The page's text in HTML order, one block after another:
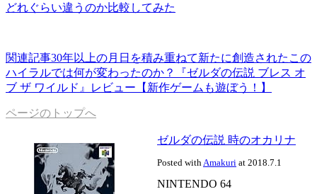
どれぐらい違うのか比較してみた
関連記事30年以上の月日を積み重ねて新たに創造されたこの
ハイラルでは何が変わったのか？『ゼルダの伝説 ブレス オ
ブ ザ ワイルド』レビュー【新作ゲームも遊ぼう！】
ページのトップへ
ゼルダの伝説 時のオカリナ
Posted with Amakuri at 2018.7.1
NINTENDO 64